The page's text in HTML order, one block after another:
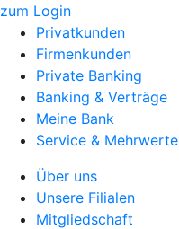
zum Login
Privatkunden
Firmenkunden
Private Banking
Banking & Verträge
Meine Bank
Service & Mehrwerte
Über uns
Unsere Filialen
Mitgliedschaft